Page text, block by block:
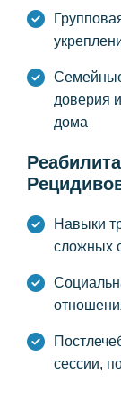
Семейные
доверия
дома
Навыки
сложных
сессии,